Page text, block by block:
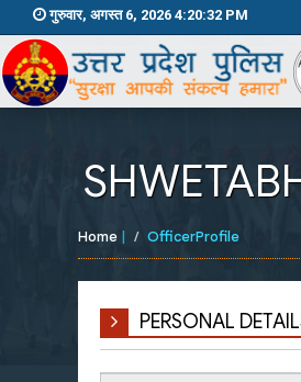
गुरुवार, अगस्त 6, 2026 4:20:32 PM
Home | OfficerProfile
PERSONAL